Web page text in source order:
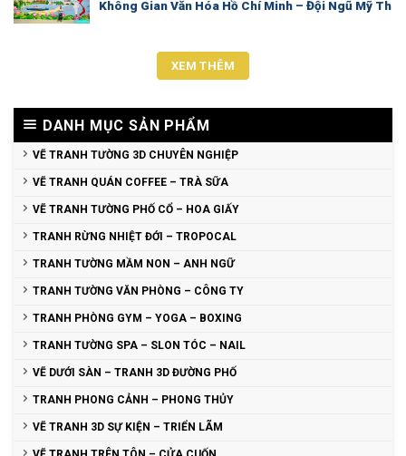
Không Gian Văn Hóa Hồ Chí Minh – Đội Ngũ Mỹ
XEM THÊM
DANH MỤC SẢN PHẨM
VẼ TRANH TƯỜNG 3D CHUYÊN NGHIỆP
VẼ TRANH QUÁN COFFEE – TRÀ SỮA
VẼ TRANH TƯỜNG PHỐ CỔ – HOA GIẤY
TRANH RỪNG NHIỆT ĐỚI – TROPOCAL
TRANH TƯỜNG MẦM NON – ANH NGỮ
TRANH TƯỜNG VĂN PHÒNG – CÔNG TY
TRANH PHÒNG GYM – YOGA – BOXING
TRANH TƯỜNG SPA – SLON TÓC – NAIL
VẼ DƯỚI SÀN – TRANH 3D ĐƯỜNG PHỐ
TRANH PHONG CẢNH – PHONG THỦY
VẼ TRANH 3D SỰ KIỆN – TRIỂN LÃM